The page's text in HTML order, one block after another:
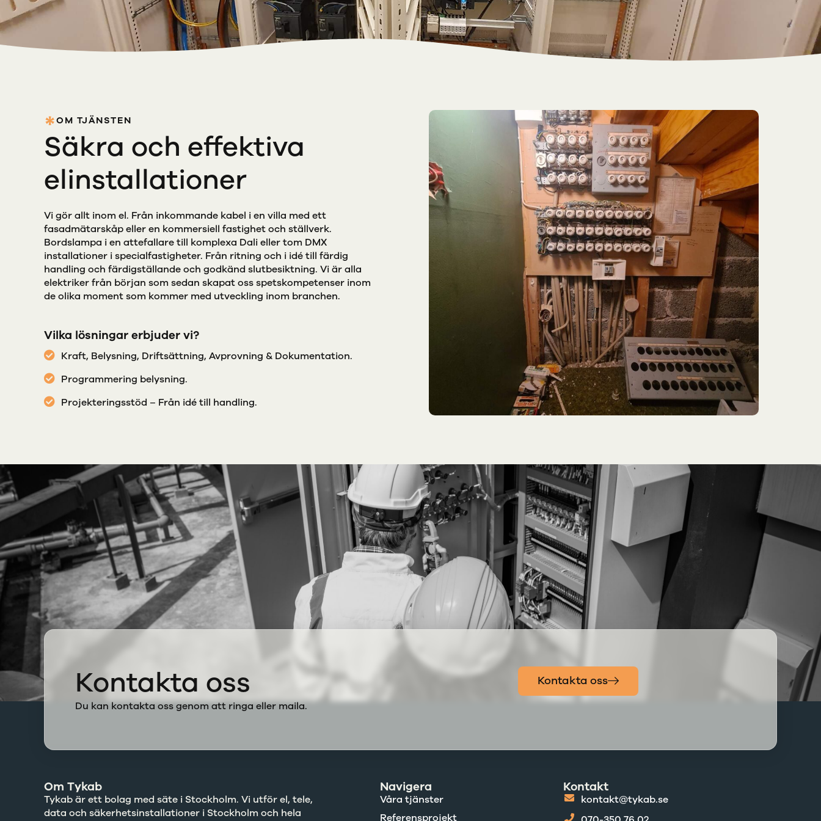
OM TJÄNSTEN
Säkra och effektiva
elinstallationer
Vi gör allt inom el. Från inkommande kabel i en villa med ett
fasadmätarskåp eller en kommersiell fastighet och ställverk.
Bordslampa i en attefallare till komplexa Dali eller tom DMX
installationer i specialfastigheter. Från ritning och i idé till färdig
handling och färdigställande och godkänd slutbesiktning. Vi är alla
elektriker från början som sedan skapat oss spetskompetenser inom
de olika moment som kommer med utveckling inom branchen.
Vilka lösningar erbjuder vi?
Kraft, Belysning, Driftsättning, Avprovning & Dokumentation.
Programmering belysning.
Projekteringsstöd – Från idé till handling.
Kontakta oss
Du kan kontakta oss genom att ringa eller maila.
Kontakta oss
Om Tykab
Tykab är ett bolag med säte i Stockholm. Vi utför el, tele,
data och säkerhetsinstallationer i Stockholm och hela
Navigera
Våra tjänster
Referensprojekt
Kontakt
kontakt@tykab.se